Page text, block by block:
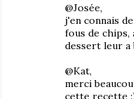
@Josée,
j'en connais
fous de chips,
dessert leur a
@Kat,
merci
cette recette